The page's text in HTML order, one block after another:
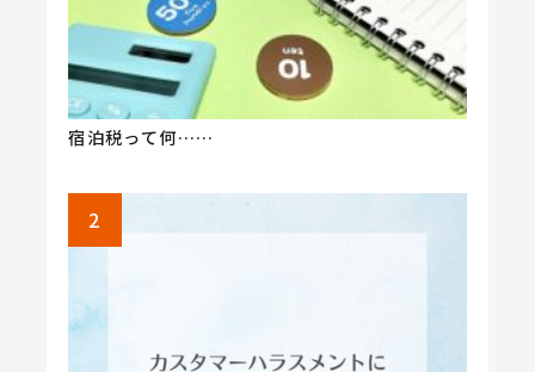
宿泊税って何……